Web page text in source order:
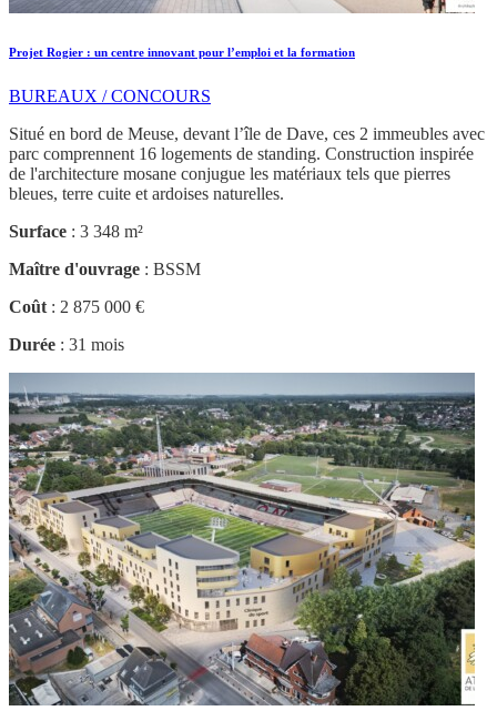
Projet Rogier : un centre innovant pour l’emploi et la formation
BUREAUX / CONCOURS
Situé en bord de Meuse, devant l’île de Dave, ces 2 immeubles avec
parc comprennent 16 logements de standing. Construction inspirée
de l'architecture mosane conjugue les matériaux tels que pierres
bleues, terre cuite et ardoises naturelles.
Surface : 3 348 m²
Maître d'ouvrage : BSSM
Coût : 2 875 000 €
Durée : 31 mois